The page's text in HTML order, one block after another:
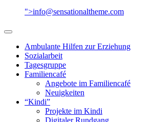
">info@sensationaltheme.com
Ambulante Hilfen zur Erziehung
Sozialarbeit
Tagesgruppe
Familiencafé
Angebote im Familiencafé
Neuigkeiten
“Kindi”
Projekte im Kindi
Digitaler Rundgang